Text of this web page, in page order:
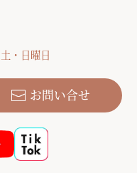
・日曜日
お問い合せ